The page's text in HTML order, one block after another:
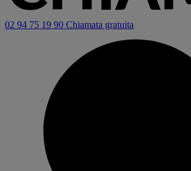
02 94 75 19 90 Chiamata gratuita